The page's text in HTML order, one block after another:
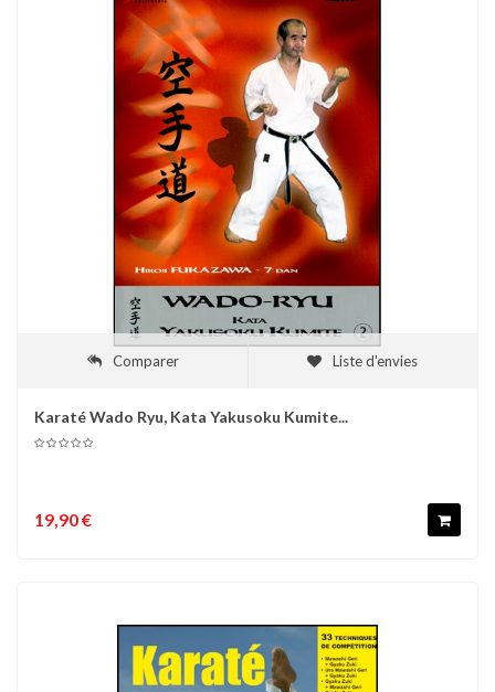
Comparer Liste d'envies
Karaté Wado Ryu, Kata Yakusoku Kumite...
19,90 €